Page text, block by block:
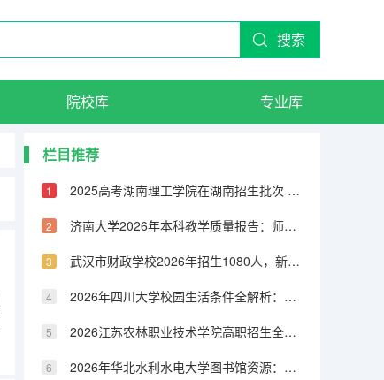
搜索
院校库 专业库
栏目推荐
2025高考湖南理工学院在湖南招生批次 有哪些专业？
济南大学2026年本科教学质量报告：师生比、课程满意度与毕业率
武汉市财政学校2026年招生1080人，新增人工智能技术与应用、无人机3+2专业
2026年四川大学校园生活条件全解析：宿舍、食堂、交通与周边配套
2026江苏农林职业技术学院高职招生全知道：分数线、费用、就业方向
2026年华北水利水电大学图书馆资源：馆藏量、开放时间与研究支持